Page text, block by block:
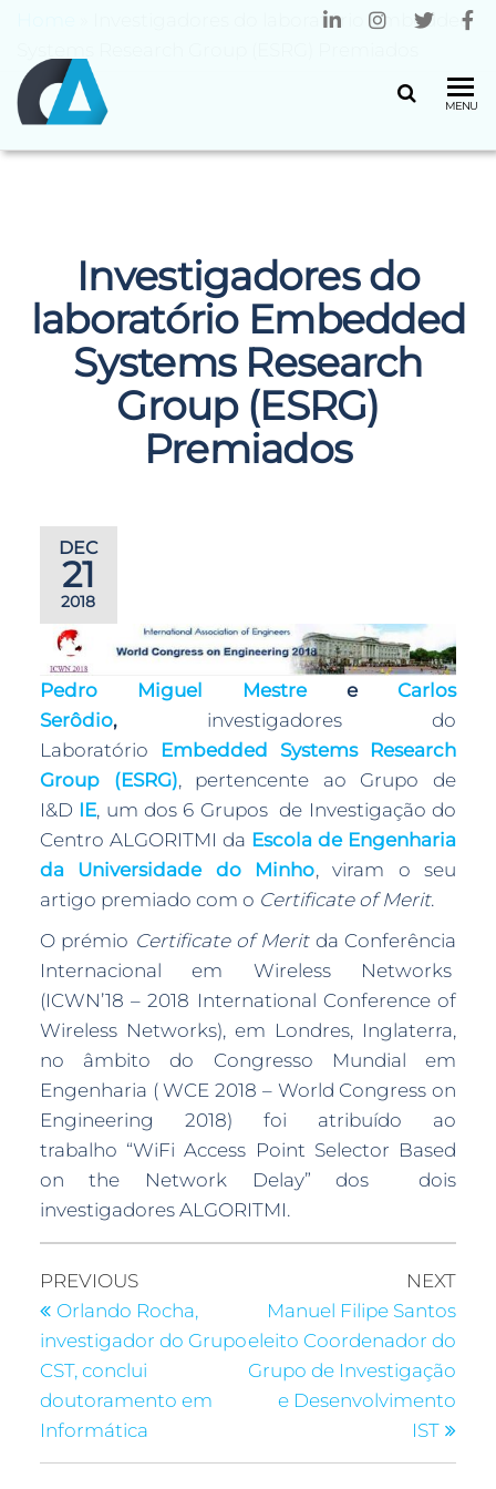
MENU
Investigadores do laboratório Embedded
Investigadores do
laboratório Embedded
Systems Research
Group (ESRG)
Premiados
DEC
21
2018
Pedro Miguel MestreeCarlos
Serôdio, investigadores do
Laboratório
Embedded Systems Research
Group (ESRG), pertencente ao Grupo de
I&D IE, um dos 6 Grupos de Investigação do
Centro ALGORITMI da Escola de Engenharia
da Universidade do Minho, viram o seu
artigo premiado com o Certificate of Merit.
O prémio Certificate of Meritda Conferência
Internacional em Wireless Networks
(ICWN’18 – 2018 International Conference of
Wireless Networks), em Londres, Inglaterra,
no âmbito do Congresso Mundial em
Engenharia ( WCE 2018 – World Congress on
Engineering 2018) foi atribuído ao
trabalho “WiFi Access Point Selector Based
on the Network Delay” dos dois
investigadores ALGORITMI.
PREVIOUS
Orlando Rocha,
investigador do Grupo
CST, conclui
doutoramento em
Informática
NEXT
Manuel Filipe Santos
eleito Coordenador do
Grupo de Investigação
e Desenvolvimento
IST